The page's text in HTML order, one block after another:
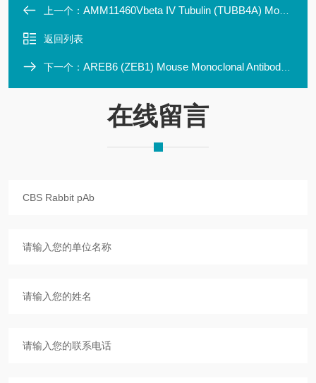
上一个： AMM11460Vbeta IV Tubulin (TUBB4A) Mouse Monoclonal Antibody
返回列表
下一个： AREB6 (ZEB1) Mouse Monoclonal Antibody Clone ID: L
在线留言